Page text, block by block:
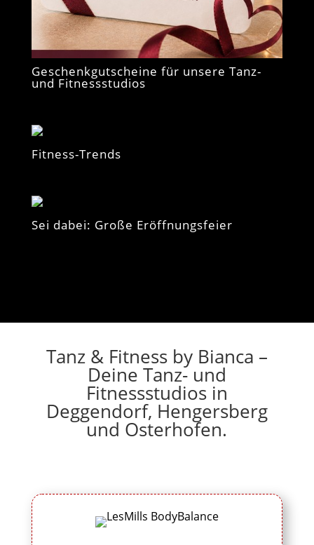
Geschenkgutscheine für unsere Tanz-
und Fitnessstudios
Fitness-Trends
Sei dabei: Große Eröffnungsfeier
Tanz & Fitness by Bianca –
Deine Tanz- und
Fitnessstudios in
Deggendorf, Hengersberg
und Osterhofen.